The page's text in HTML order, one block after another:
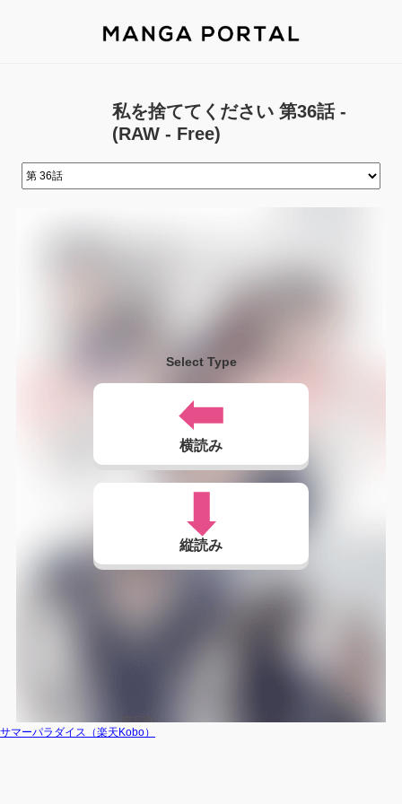
私を捨ててください 第36話 -
(RAW - Free)
Select Type
横読み
縦読み
サマーパラダイス（楽天Kobo）